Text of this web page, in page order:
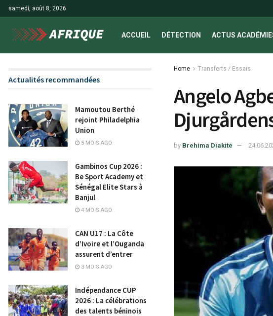
samedi, août 8, 2026
ACCUEIL DÉTECTION ACTUS
Home Transferts / Essais
Angelo
by Brehima Diakité
Actualités recommandées
Mamoutou Berthé
rejoint Philadelphia
Union
5 MOIS AGO
Gambinos Cup 2026 :
Be Sport Academy et
Sénégal Elite Stars à
Banjul
4 MOIS AGO
CAN U17 : La Côte
d’Ivoire et l’Ouganda
assurent d’entrer
3 MOIS AGO
Indépendance CUP
2026 : La célébrations
des talents béninois